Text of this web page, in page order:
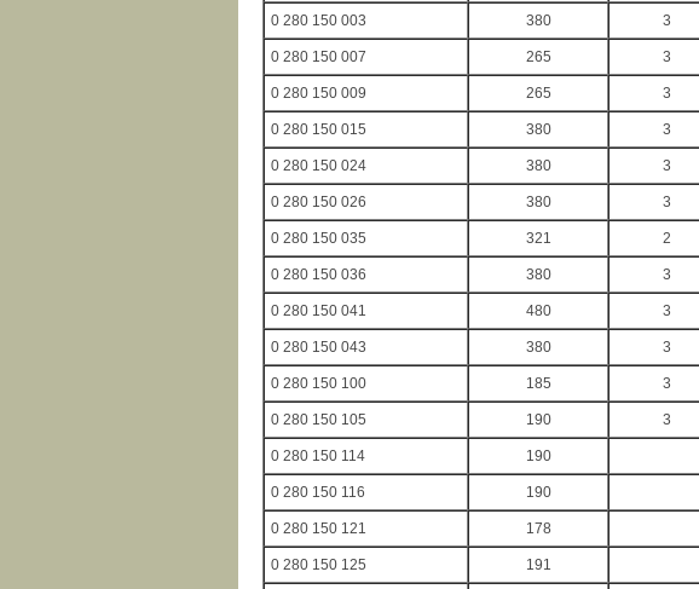
0 280 150 003 380 3
0 280 150 007 265 3
0 280 150 009 265 3
0 280 150 015 380 3
0 280 150 024 380 3
0 280 150 026 380 3
0 280 150 035 321 2
0 280 150 036 380 3
0 280 150 041 480 3
0 280 150 043 380 3
0 280 150 100 185 3
0 280 150 105 190 3
0 280 150 114 190
0 280 150 116 190
0 280 150 121 178
0 280 150 125 191